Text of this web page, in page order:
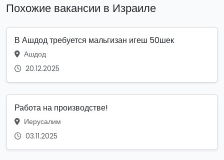
Похожие вакансии в Израиле
В Ашдод требуется мальгизан игеш 50шек
Ашдод
20.12.2025
Работа на производстве!
Иерусалим
03.11.2025